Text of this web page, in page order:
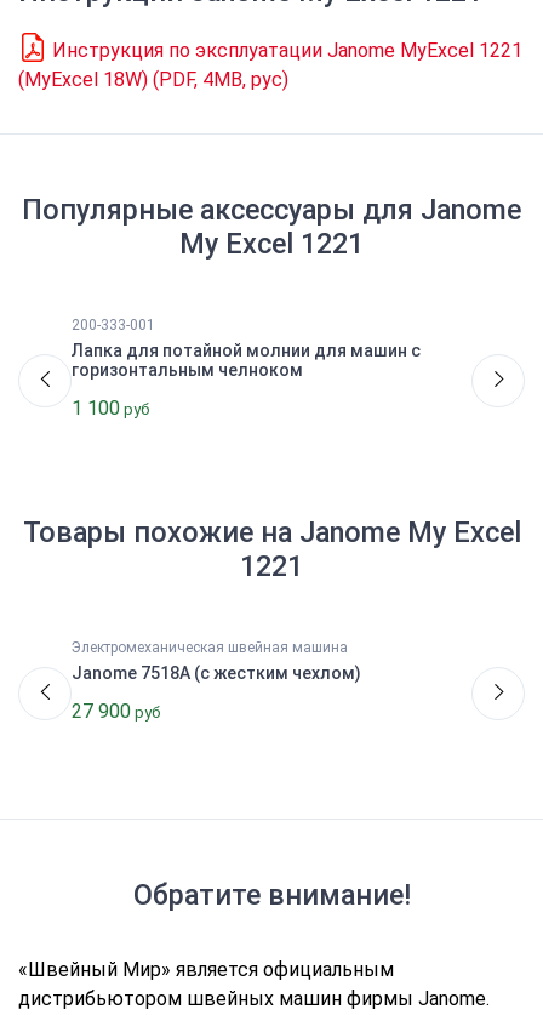
Инструкция по эксплуатации Janome MyExcel 1221
(MyExcel 18W) (PDF, 4MB, рус)
Популярные аксессуары для Janome
My Excel 1221
200-333-001
Лапка для потайной молнии для машин с
горизонтальным челноком
1 100 руб
Товары похожие на Janome My Excel
1221
Электромеханическая швейная машина
Janome 7518A (с жестким чехлом)
27 900 руб
Обратите внимание!
«Швейный Мир» является официальным
дистрибьютором швейных машин фирмы Janome.